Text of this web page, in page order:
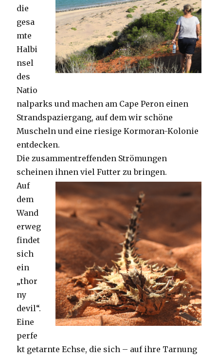
die
gesa
mte
Halbi
nsel
des
Natio
nalparks und machen am Cape Peron einen
Strandspaziergang, auf dem wir schöne
Muscheln und eine riesige Kormoran-Kolonie
entdecken.
Die zusammentreffenden Strömungen
scheinen ihnen viel Futter zu bringen.
Auf
dem
Wand
erweg
findet
sich
ein
„thor
ny
devil“.
Eine
perfe
kt getarnte Echse, die sich – auf ihre Tarnung